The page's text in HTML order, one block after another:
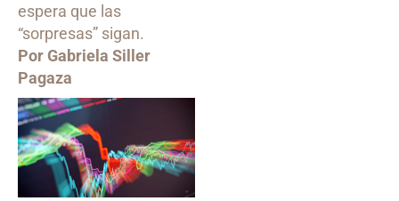
espera que las
“sorpresas” sigan.
Por Gabriela Siller
Pagaza